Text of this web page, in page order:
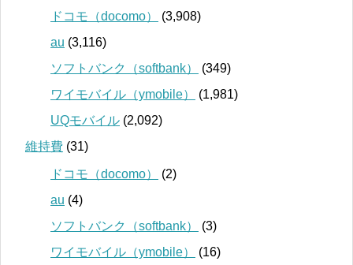
ドコモ（docomo）
(3,908)
au (3,116)
ソフトバンク（softbank）
(349)
ワイモバイル（ymobile）
(1,981)
UQモバイル (2,092)
維持費 (31)
ドコモ（docomo）
(2)
au (4)
ソフトバンク（softbank）
(3)
ワイモバイル（ymobile）
(16)